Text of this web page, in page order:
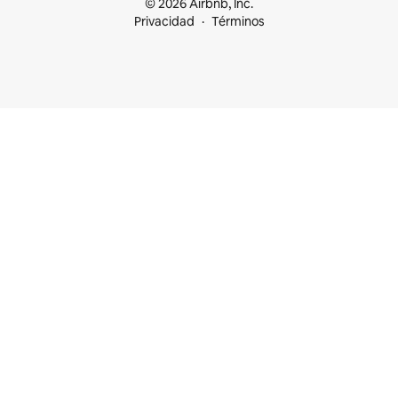
© 2026 Airbnb, Inc.
Privacidad
Términos